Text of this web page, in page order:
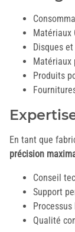
Matériaux
Disques
Matériaux
Produits
En tant que
précision
Conseil
Support
Qualité